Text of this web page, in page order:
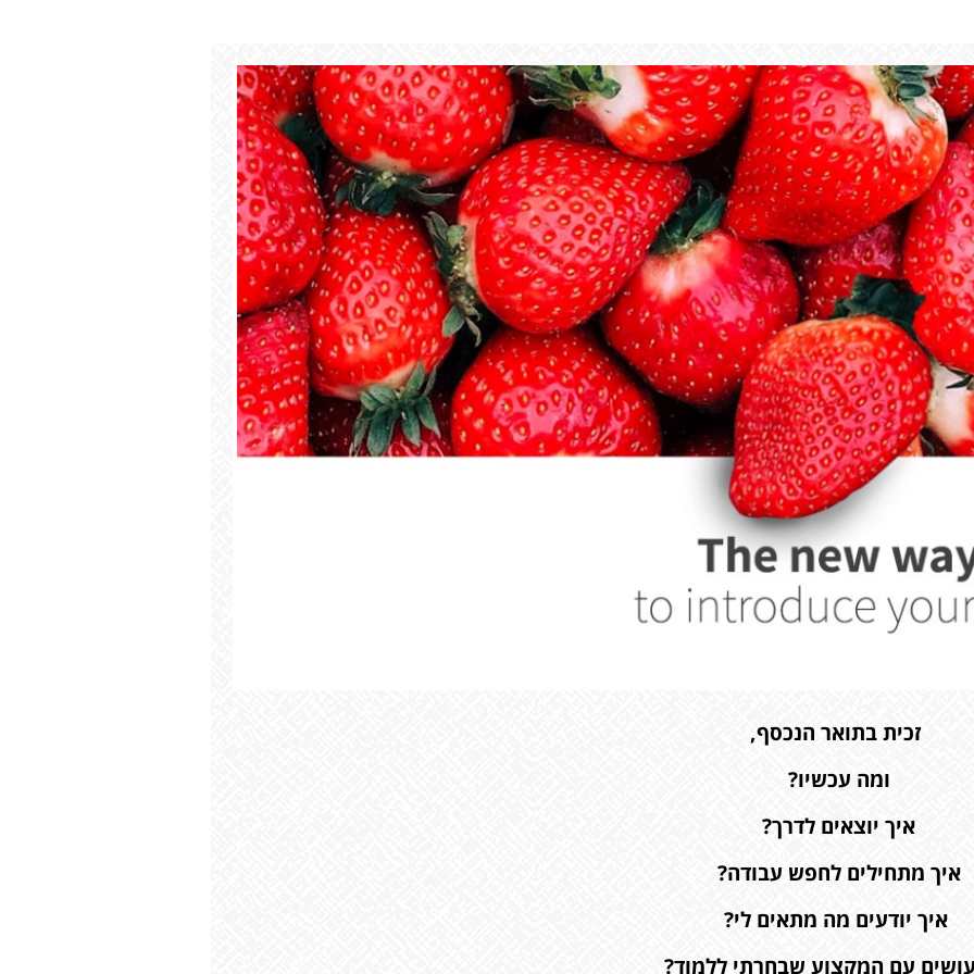
זכית בתואר הנכסף,
ומה עכשיו?
איך יוצאים לדרך?
איך מתחילים לחפש עבודה?
איך יודעים מה מתאים לי?
עם המקצוע שבחרתי ללמוד?